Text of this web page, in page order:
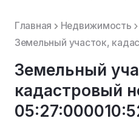
Главная Недвижимость
Земельный
кадастровый